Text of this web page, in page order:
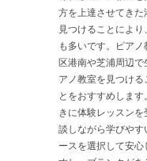
方を上達させてき
見つけることによ
も多いです。ピア
区港南や芝浦周辺
アノ教室を見つけ
とをおすすめしま
きに体験レッスン
談しながら学びや
ースを選択して安